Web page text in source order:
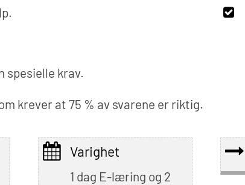
spesielle krav.
krever at 75 % av svarene er riktig.
Varighet
1 dag E-læring og 2